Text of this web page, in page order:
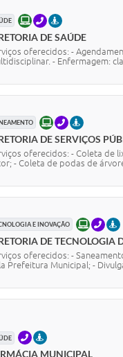
ONLINETELEFONEPRESENCIAL
DE SAÚDE
oferecidos: -
- Enfermagem:
ONLINETELEFONEPRESENCIAL
DE SERVIÇOS
oferecidos: - Coleta de
- Coleta de podas de
E INOVAÇÃO ONLINE
DE
oferecidos: -
Prefeitura Municipal; -
TELEFONEPRESENCIAL
MUNICIPAL